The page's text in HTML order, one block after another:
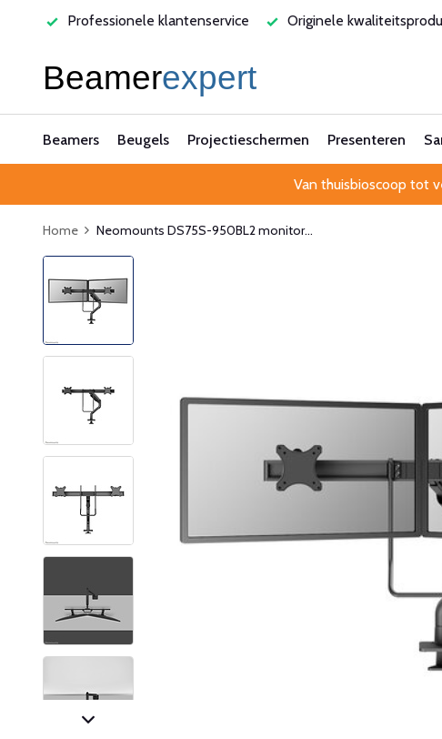
Professionele klantenservice Originele
Beamers Beugels Projectieschermen Presenteren
Van thuisbioscoop tot
Home Neomounts DS75S-950BL2 monitor...